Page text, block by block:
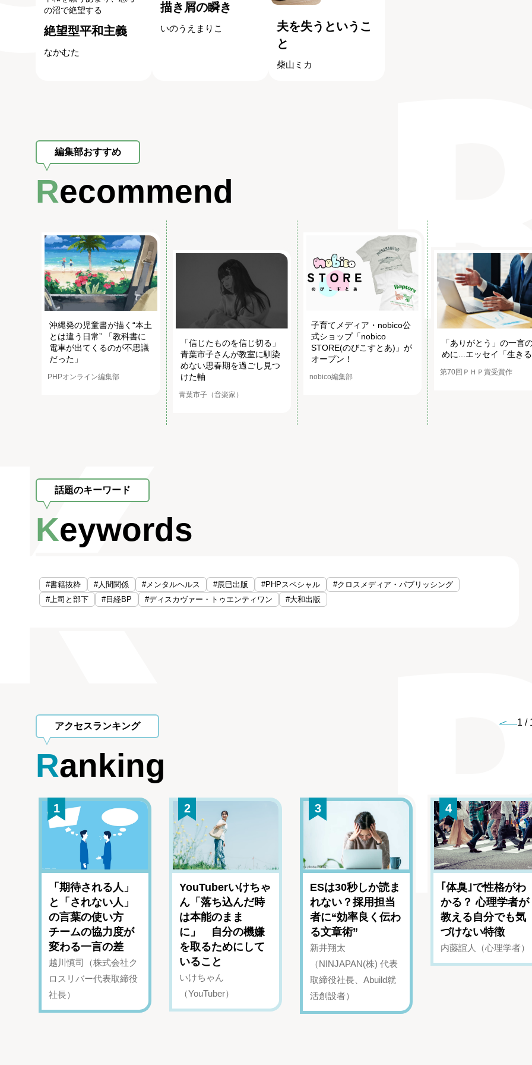
の沼で絶望する
絶望型平和主義
なかむた
描き屑の瞬き
いのうえまりこ
夫を失うというこ
と
柴山ミカ
編集部おすすめ
Recommend
沖縄発の児童書が描く“本土
とは違う日常” 「教科書に
電車が出てくるのが不思議
だった」
PHPオンライン編集部
「信じたものを信じ切る」
青葉市子さんが教室に馴染
めない思春期を過ごし見つ
けた軸
青葉市子（音楽家）
子育てメディア・nobico公
式ショップ「nobico
STORE(のびこすとあ)」が
オープン！
nobico編集部
「ありがとう」の一言
めに...エッセイ「生き
第70回ＰＨＰ賞受賞作
話題のキーワード
Keywords
#書籍抜粋 #人間関係 #メンタルヘルス #辰巳出版 #PHPスペシャル
#クロスメディア・パブリッシング
#上司と部下
#日経BP #ディスカヴァー・トゥエンティワン #大和出版
アクセスランキング
Ranking
1 /
1
「期待される人」
と「されない人」
の言葉の使い方
チームの協力度が
変わる一言の差
越川慎司（株式会社ク
ロスリバー代表取締役
社長）
2
YouTuberいけちゃ
ん「落ち込んだ時
は本能のまま
に」 自分の機嫌
を取るためにして
いること
いけちゃん
（YouTuber）
3
ESは30秒しか読ま
れない？採用担当
者に“効率良く伝わ
る文章術”
新井翔太
（NINJAPAN(株) 代表
取締役社長、Abuild就
活創設者）
4
｢体臭｣で性格がわ
かる？ 心理学者が
教える自分でも気
づけない特徴
内藤誼人（心理学者）